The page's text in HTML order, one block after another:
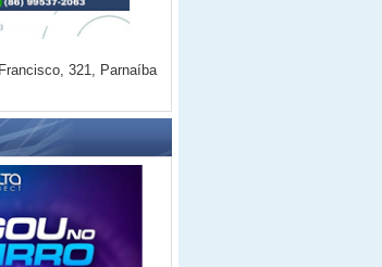
321, Parnaíba